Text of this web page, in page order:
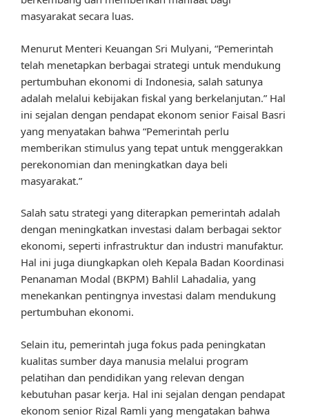
masyarakat secara luas.
Menurut Menteri Keuangan Sri Mulyani, “Pemerintah
telah menetapkan berbagai strategi untuk mendukung
pertumbuhan ekonomi di Indonesia, salah satunya
adalah melalui kebijakan fiskal yang berkelanjutan.” Hal
ini sejalan dengan pendapat ekonom senior Faisal Basri
yang menyatakan bahwa “Pemerintah perlu
memberikan stimulus yang tepat untuk menggerakkan
perekonomian dan meningkatkan daya beli
masyarakat.”
Salah satu strategi yang diterapkan pemerintah adalah
dengan meningkatkan investasi dalam berbagai sektor
ekonomi, seperti infrastruktur dan industri manufaktur.
Hal ini juga diungkapkan oleh Kepala Badan Koordinasi
Penanaman Modal (BKPM) Bahlil Lahadalia, yang
menekankan pentingnya investasi dalam mendukung
pertumbuhan ekonomi.
Selain itu, pemerintah juga fokus pada peningkatan
kualitas sumber daya manusia melalui program
pelatihan dan pendidikan yang relevan dengan
kebutuhan pasar kerja. Hal ini sejalan dengan pendapat
ekonom senior Rizal Ramli yang mengatakan bahwa